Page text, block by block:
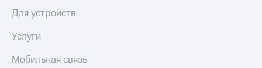
Для устройств
Услуги
Мобильная связь